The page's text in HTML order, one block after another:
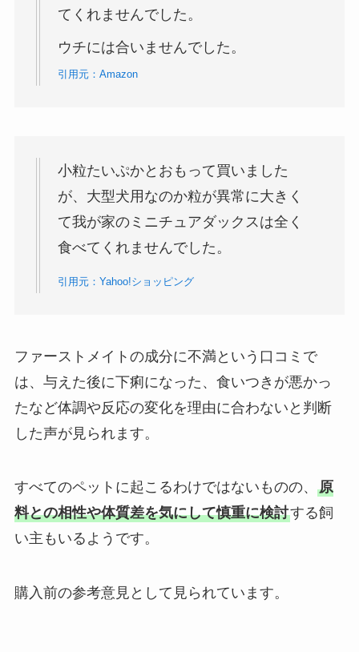
てくれませんでした。
ウチには合いませんでした。
引用元：Amazon
小粒たいぷかとおもって買いました
が、大型犬用なのか粒が異常に大きく
て我が家のミニチュアダックスは全く
食べてくれませんでした。
引用元：Yahoo!ショッピング
ファーストメイトの成分に不満という口コミで
は、与えた後に下痢になった、食いつきが悪かっ
たなど体調や反応の変化を理由に合わないと判断
した声が見られます。
すべてのペットに起こるわけではないものの、 原
料との相性や体質差を気にして慎重に検討する飼
い主もいるようです。
購入前の参考意見として見られています。